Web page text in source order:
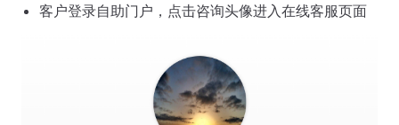
客户登录自助门户，点击咨询头像进入在线客服页面